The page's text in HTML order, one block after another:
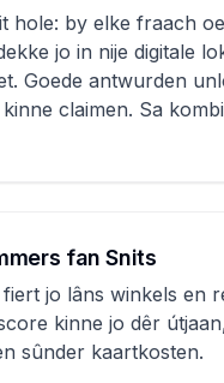
hole: by elke fraach
jo in nije digitale
Goede antwurden
claimen. Sa
fan Snits
jo lâns winkels en
kinne jo dêr
sûnder kaartkosten.